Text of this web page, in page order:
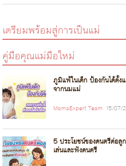
เตรียมพร้อมสู่การเป็นแม่
คู่มือคุณแม่มือใหม่
ภูมิแพ้ในเด็ก ป้องกันได้ตั้ง
จากนมแม่
MamaExpert Team 15/07/
5 ประโยชน์ของดนตรีต่อ
เล่นและฟังดนตรี